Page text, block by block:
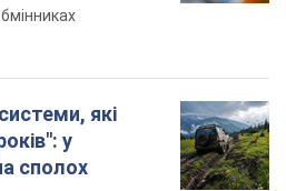
які
у
сполох